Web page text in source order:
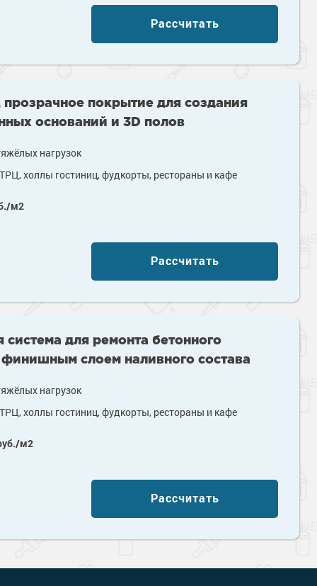
Рассчитать
покрытие для создания
оснований и 3D полов
нагрузок
холлы гостиниц, фудкорты, рестораны и кафе
м2
Рассчитать
система для ремонта бетонного
слоем наливного состава
нагрузок
холлы гостиниц, фудкорты, рестораны и кафе
м2
Рассчитать